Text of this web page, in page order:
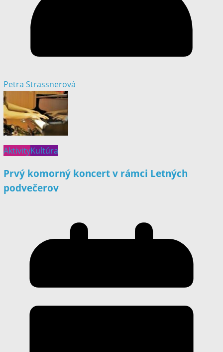
Petra Strassnerová
AktivityKultúra
Prvý komorný koncert v rámci Letných
podvečerov